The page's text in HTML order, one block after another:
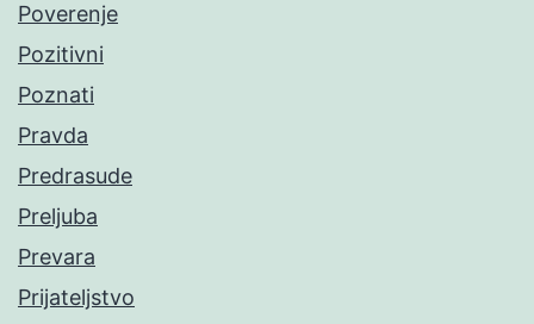
Poverenje
Pozitivni
Poznati
Pravda
Predrasude
Preljuba
Prevara
Prijateljstvo